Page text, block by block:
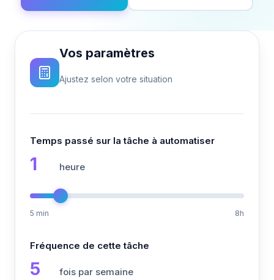
Vos paramètres
Ajustez selon votre situation
Temps passé sur la tâche à automatiser
1 heure
5 min 8h
Fréquence de cette tâche
5 fois par semaine